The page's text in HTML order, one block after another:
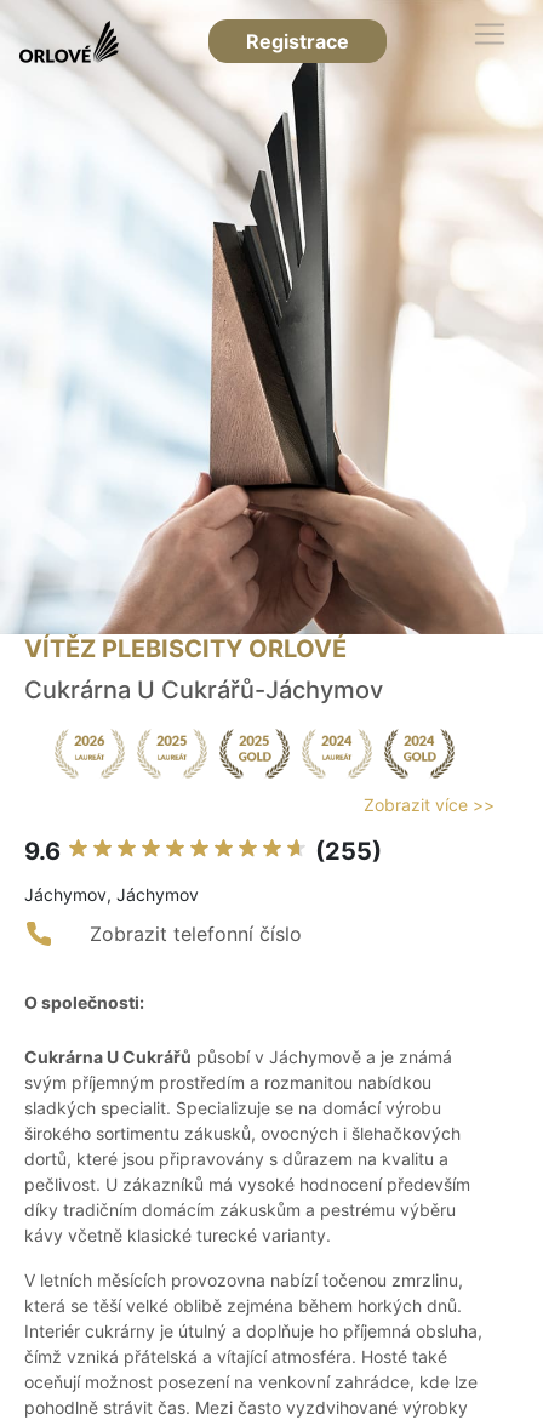
Registrace
VÍTĚZ PLEBISCITY ORLOVÉ
Cukrárna U Cukrářů-Jáchymov
Zobrazit více >>
9.6 (255)
Jáchymov, Jáchymov
Zobrazit telefonní číslo
O společnosti:
Cukrárna U Cukrářů působí v Jáchymově a je známá
svým příjemným prostředím a rozmanitou nabídkou
sladkých specialit. Specializuje se na domácí výrobu
širokého sortimentu zákusků, ovocných i šlehačkových
dortů, které jsou připravovány s důrazem na kvalitu a
pečlivost. U zákazníků má vysoké hodnocení především
díky tradičním domácím zákuskům a pestrému výběru
kávy včetně klasické turecké varianty.
V letních měsících provozovna nabízí točenou zmrzlinu,
která se těší velké oblibě zejména během horkých dnů.
Interiér cukrárny je útulný a doplňuje ho příjemná obsluha,
čímž vzniká přátelská a vítající atmosféra. Hosté také
oceňují možnost posezení na venkovní zahrádce, kde lze
pohodlně strávit čas. Mezi často vyzdvihované výrobky